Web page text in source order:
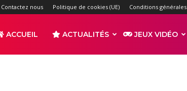
Contactez nous Politique de cookies (UE) Conditions générales
ACCUEIL ACTUALITÉS JEUX VIDÉO